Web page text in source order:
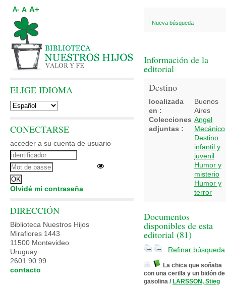
Nueva búsqueda
Información de la
editorial
Destino
localizada
en :
Buenos
Aires
Colecciones
adjuntas :
Angel
Mecánico
Destino
infantil y
juvenil
Humor y
misterio
Humor y
terror
Documentos
disponibles de esta
editorial (81)
Refinar búsqueda
La chica que soñaba
con una cerilla y un bidón de
gasolina / LARSSON, Stieg
A- A A+
ELIGE IDIOMA
CONECTARSE
acceder a su cuenta de usuario
Olvidé mi contraseña
DIRECCIÓN
Biblioteca Nuestros Hijos
Miraflores 1443
11500 Montevideo
Uruguay
2601 90 99
contacto